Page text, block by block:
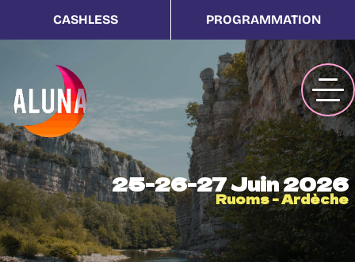
25-26-27 Juin 2026
Ruoms - Ardèche
CASHLESS PROGRAMMATION